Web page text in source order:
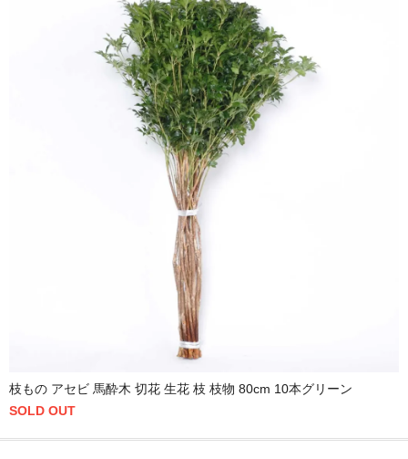
枝もの アセビ 馬酔木 切花 生花 枝 枝物 80cm 10本グリーン
SOLD OUT